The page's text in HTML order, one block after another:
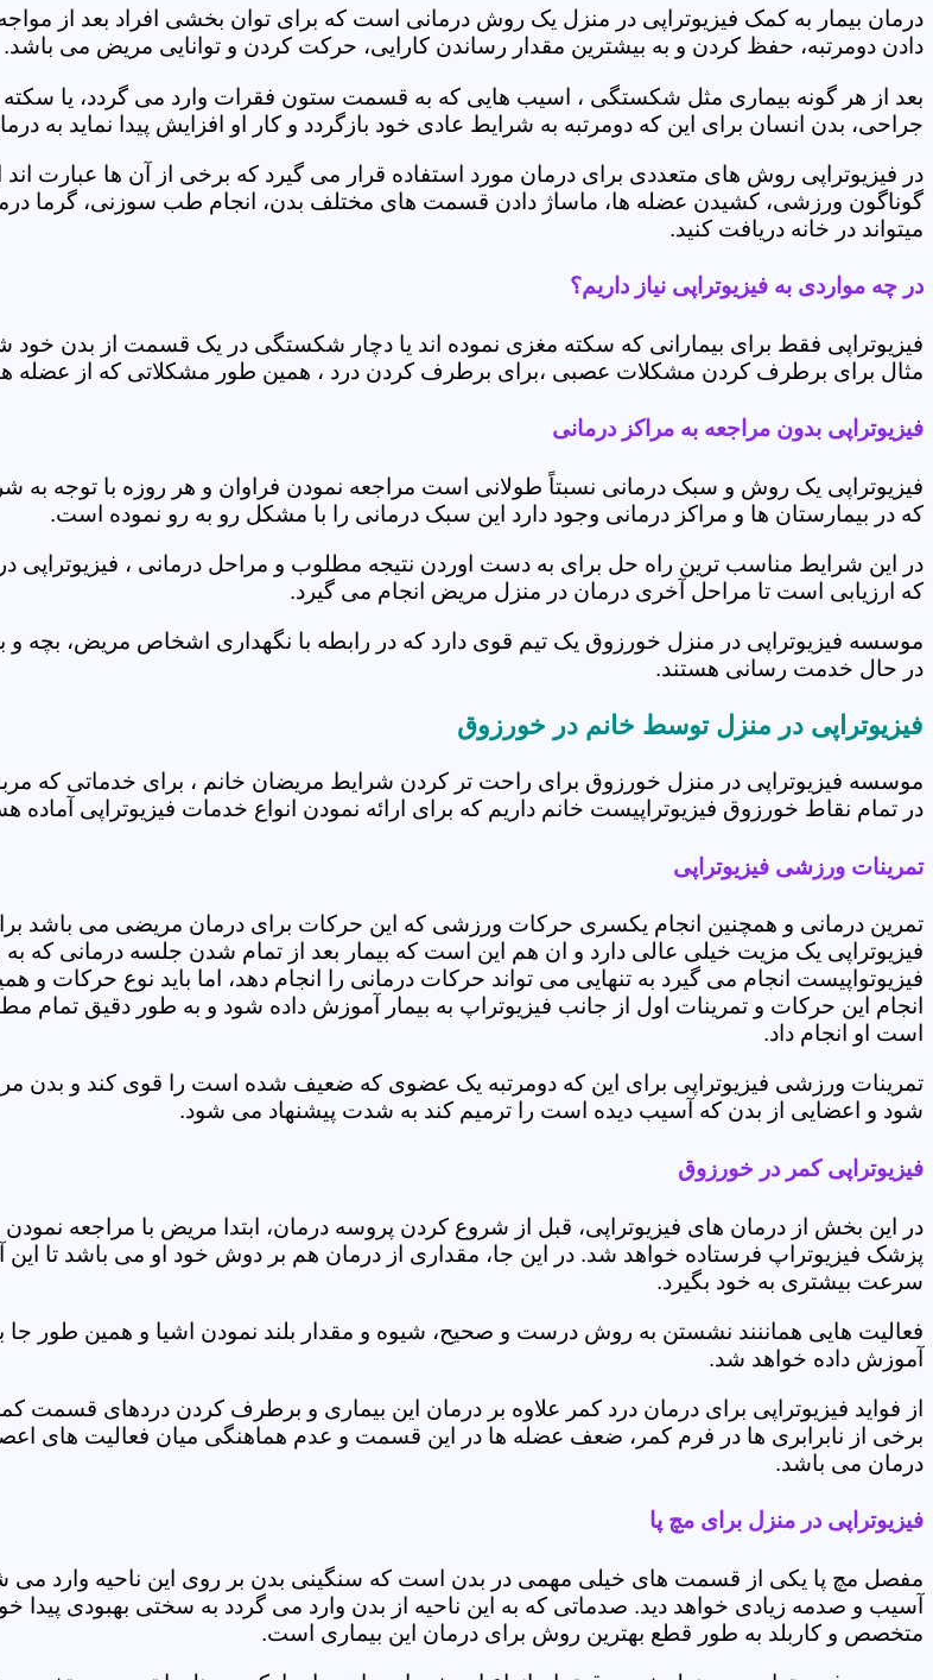
درمان بیمار به کمک فیزیوتراپی در منزل یک روش درمانی است که برای توان بخشی افراد بعد از
دادن دومرتبه، حفظ کردن و به بیشترین مقدار رساندن کارایی، حرکت کردن و توانایی مریض می باشد.
بعد از هر گونه بیماری مثل شکستگی ، اسیب هایی که به قسمت ستون فقرات وارد می گردد، یا
جراحی، بدن انسان برای این که دومرتبه به شرایط عادی خود بازگردد و کار او افزایش پیدا نماید به
در فیزیوتراپی روش های متعددی برای درمان مورد استفاده قرار می گیرد که برخی از آن ها عبارت اند
گوناگون ورزشی، کشیدن عضله ها، ماساژ دادن قسمت های مختلف بدن، انجام طب سوزنی، گرما
میتواند در خانه دریافت کنید.
در چه مواردی به فیزیوتراپی نیاز داریم؟
فیزیوتراپی فقط برای بیمارانی که سکته مغزی نموده اند یا دچار شکستگی در یک قسمت از بدن خود
مثال برای برطرف کردن مشکلات عصبی ،برای برطرف کردن درد ، همین طور مشکلاتی که از عضله
فیزیوتراپی بدون مراجعه به مراکز درمانی
فیزیوتراپی یک روش و سبک درمانی نسبتاً طولانی است مراجعه نمودن فراوان و هر روزه با
که در بیمارستان ها و مراکز درمانی وجود دارد این سبک درمانی را با مشکل رو به رو نموده است.
در این شرایط مناسب ترین راه حل برای به دست اوردن نتیجه مطلوب و مراحل درمانی ، فیزیوتراپی
که ارزیابی است تا مراحل آخری درمان در منزل مریض انجام می گیرد.
موسسه فیزیوتراپی در منزل خورزوق یک تیم قوی دارد که در رابطه با نگهداری اشخاص مریض، بچه و
در حال خدمت رسانی هستند.
فیزیوتراپی در منزل توسط خانم در خورزوق
موسسه فیزیوتراپی در منزل خورزوق برای راحت تر کردن شرایط مریضان خانم ، برای خدماتی که
در تمام نقاط خورزوق فیزیوتراپیست خانم داریم که برای ارائه نمودن انواع خدمات فیزیوتراپی آماده
تمرینات ورزشی فیزیوتراپی
تمرین درمانی و همچنین انجام یکسری حرکات ورزشی که این حرکات برای درمان مریضی می باشد
فیزیوتراپی یک مزیت خیلی عالی دارد و ان هم این است که بیمار بعد از تمام شدن جلسه درمانی که به
فیزیوتواپیست انجام می گیرد به تنهایی می تواند حرکات درمانی را انجام دهد، اما باید نوع حرکات و
انجام این حرکات و تمرینات اول از جانب فیزیوتراپ به بیمار آموزش داده شود و به طور دقیق تمام
است او انجام داد.
تمرینات ورزشی فیزیوتراپی برای این که دومرتبه یک عضوی که ضعیف شده است را قوی کند و بدن
شود و اعضایی از بدن که آسیب دیده است را ترمیم کند به شدت پیشنهاد می شود.
فیزیوتراپی کمر در خورزوق
در این بخش از درمان های فیزیوتراپی، قبل از شروع کردن پروسه درمان، ابتدا مریض با مراجعه
پزشک فیزیوتراپ فرستاده خواهد شد. در این جا، مقداری از درمان هم بر دوش خود او می باشد تا این
سرعت بیشتری به خود بگیرد.
فعالیت هایی هماننند نشستن به روش درست و صحیح، شیوه و مقدار بلند نمودن اشیا و همین طور جا
آموزش داده خواهد شد.
از فواید فیزیوتراپی برای درمان درد کمر علاوه بر درمان این بیماری و برطرف کردن دردهای
برخی از نابرابری ها در فرم کمر، ضعف عضله ها در این قسمت و عدم هماهنگی میان فعالیت های
درمان می باشد.
فیزیوتراپی در منزل برای مچ پا
مفصل مچ پا یکی از قسمت های خیلی مهمی در بدن است که سنگینی بدن بر روی این ناحیه وارد می
آسیب و صدمه زیادی خواهد دید. صدماتی که به این ناحیه از بدن وارد می گردد به سختی بهبودی پیدا
متخصص و کاربلد به طور قطع بهترین روش برای درمان این بیماری است.